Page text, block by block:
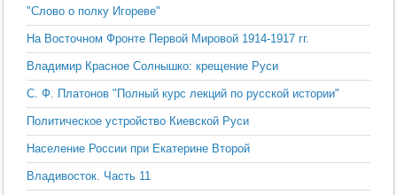
"Слово о полку Игореве"
На Восточном Фронте Первой Мировой 1914-1917 гг.
Владимир Красное Солнышко: крещение Руси
С. Ф. Платонов "Полный курс лекций по русской истории"
Политическое устройство Киевской Руси
Население России при Екатерине Второй
Владивосток. Часть 11